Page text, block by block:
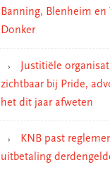
Banning, Blenheim en
Donker
Justitiële
zichtbaar bij Pride,
het dit jaar afweten
KNB past
uitbetaling